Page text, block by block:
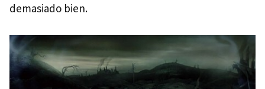
demasiado bien.